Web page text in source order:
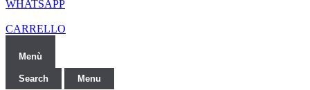
WHATSAPP
CARRELLO
Menù
Search Menu